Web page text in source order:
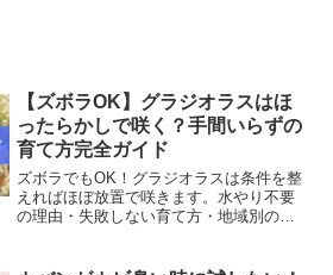
【ズボラOK】グラジオラスはほ
ったらかしで咲く？手間いらずの
育て方完全ガイド
ズボラでもOK！グラジオラスは条件を整
えればほぼ放置で咲きます。水やり不要
の理由・失敗しない育て方・地域別の違